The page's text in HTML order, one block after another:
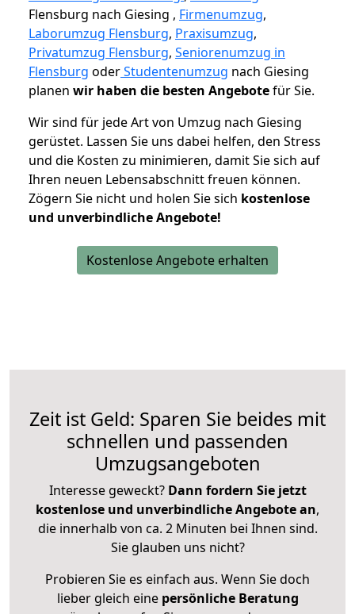
Flensburg nach Giesing , Firmenumzug,
Laborumzug Flensburg, Praxisumzug,
Privatumzug Flensburg, Seniorenumzug in
Flensburg oderStudentenumzug nach Giesing
planen wir haben die besten Angebotefür Sie.
Wir sind für jede Art von Umzug nach Giesing
gerüstet. Lassen Sie uns dabei helfen, den Stress
und die Kosten zu minimieren, damit Sie sich auf
Ihren neuen Lebensabschnitt freuen können.
Zögern Sie nicht und holen Sie sich kostenlose
und unverbindliche Angebote!
Kostenlose Angebote erhalten
Zeit ist Geld: Sparen Sie beides mit
schnellen und passenden
Umzugsangeboten
Interesse geweckt? Dann fordern Sie jetzt
kostenlose und unverbindliche Angebote an,
die innerhalb von ca. 2 Minuten bei Ihnen sind.
Sie glauben uns nicht?
Probieren Sie es einfach aus. Wenn Sie doch
lieber gleich eine persönliche Beratung